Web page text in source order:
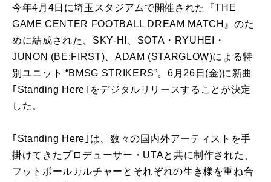
今年4月4日に埼玉スタジアムで開催された『THE
GAME CENTER FOOTBALL DREAM MATCH』のた
めに結成された、SKY-HI、SOTA・RYUHEI・
JUNON (BE:FIRST)、ADAM (STARGLOW)による特
別ユニット “BMSG STRIKERS”。6月26日(金)に新曲
｢Standing Here｣をデジタルリリースすることが決定
した。
｢Standing Here｣は、数々の国内外アーティストを手
掛けてきたプロデューサー・UTAと共に制作された、
フットボールカルチャーとそれぞれの生き様を重ね合